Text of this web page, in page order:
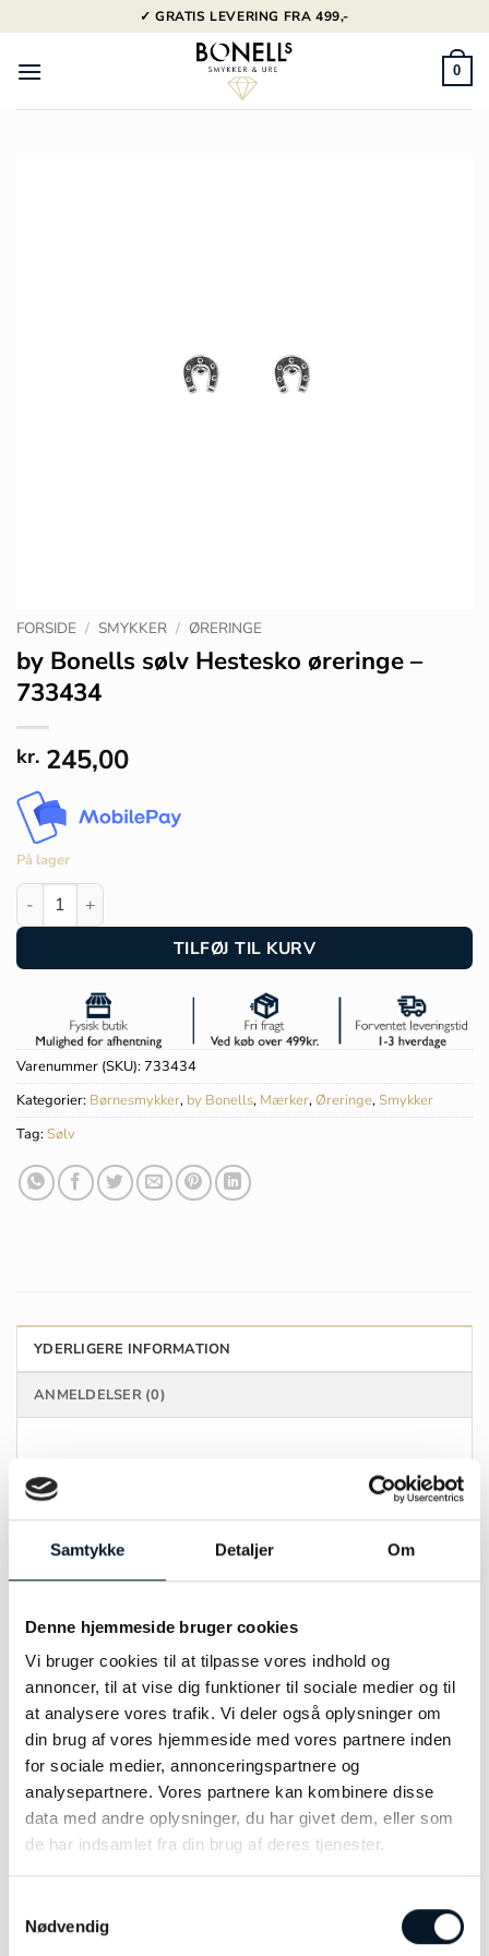
Samtykke Detaljer Om
Denne hjemmeside bruger cookies
Vi bruger cookies til at tilpasse vores indhold og
annoncer, til at vise dig funktioner til sociale medier og til
at analysere vores trafik. Vi deler også oplysninger om
din brug af vores hjemmeside med vores partnere inden
for sociale medier, annonceringspartnere og
analysepartnere. Vores partnere kan kombinere disse
data med andre oplysninger, du har givet dem, eller som
de har indsamlet fra din brug af deres tjenester.
Nødvendig
til
indhold
✓ GRATIS LEVERING FRA 499,-
0
FORSIDE / SMYKKER / ØRERINGE
by Bonells sølv Hestesko øreringe –
733434
kr. 245,00
På lager
by Bonells sølv Hestesko øreringe - 733434 antal
TILFØJ TIL KURV
Varenummer (SKU):733434
Kategorier: Børnesmykker, by Bonells, Mærker,Øreringe, Smykker
Tag: Sølv
YDERLIGERE INFORMATION
ANMELDELSER (0)
MÆRKE
MATERIALE Sølv
STØRRELSE 6,6 x 6,3mm
RELATEREDE VARER